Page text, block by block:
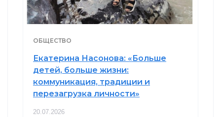
ОБЩЕСТВО
Екатерина Насонова: «Больше
детей, больше жизни:
коммуникация, традиции и
перезагрузка личности»
20.07.2026